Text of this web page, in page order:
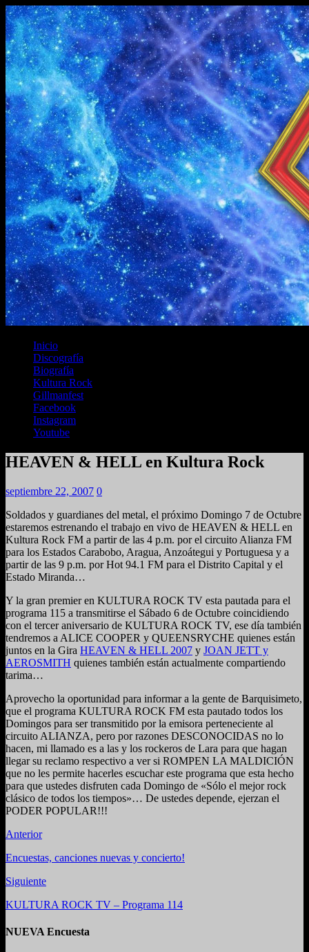
Inicio
Discografía
Biografía
Kultura Rock
Gillmanfest
Facebook
Instagram
Youtube
HEAVEN & HELL en Kultura Rock
septiembre 22, 2007 0
Soldados y guardianes del metal, el próximo Domingo 7 de Octubre
estaremos estrenando el trabajo en vivo de HEAVEN & HELL en
Kultura Rock FM a partir de las 4 p.m. por el circuito Alianza FM
para los Estados Carabobo, Aragua, Anzoátegui y Portuguesa y a
partir de las 9 p.m. por Hot 94.1 FM para el Distrito Capital y el
Estado Miranda…
Y la gran premier en KULTURA ROCK TV esta pautada para el
programa 115 a transmitirse el Sábado 6 de Octubre coincidiendo
con el tercer aniversario de KULTURA ROCK TV, ese día también
tendremos a ALICE COOPER y QUEENSRYCHE quienes están
juntos en la Gira HEAVEN & HELL 2007 y JOAN JETT y
AEROSMITH quienes también están actualmente compartiendo
tarima…
Aprovecho la oportunidad para informar a la gente de Barquisimeto,
que el programa KULTURA ROCK FM esta pautado todos los
Domingos para ser transmitido por la emisora perteneciente al
circuito ALIANZA, pero por razones DESCONOCIDAS no lo
hacen, mi llamado es a las y los rockeros de Lara para que hagan
llegar su reclamo respectivo a ver si ROMPEN LA MALDICIÓN
que no les permite hacerles escuchar este programa que esta hecho
para que ustedes disfruten cada Domingo de «Sólo el mejor rock
clásico de todos los tiempos»… De ustedes depende, ejerzan el
PODER POPULAR!!!
Anterior
Encuestas, canciones nuevas y concierto!
Siguiente
KULTURA ROCK TV – Programa 114
NUEVA Encuesta